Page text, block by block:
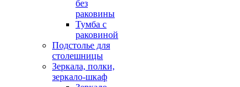
без
раковины
Тумба с
раковиной
Подстолье для
столешницы
Зеркала, полки,
зеркало-шкаф